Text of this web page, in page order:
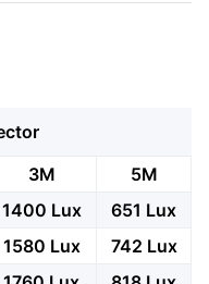
3M
5M
1400 Lux
651 Lux
1580 Lux
742 Lux